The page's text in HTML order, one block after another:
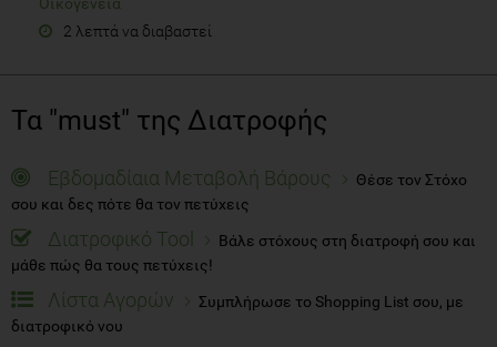
2 λεπτά να διαβαστεί
Τα "must" της Διατροφής
Εβδομαδίαια Μεταβολή Βάρους
Θέσε τον Στόχο
σου και δες πότε θα τον πετύχεις
Διατροφικό Tool
Βάλε στόχους στη διατροφή σου και
μάθε πώς θα τους πετύχεις!
Λίστα Αγορών
Συμπλήρωσε το Shopping List σου, με
διατροφικό νου